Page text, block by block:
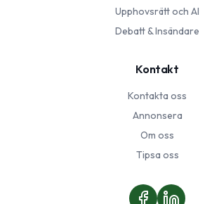
Upphovsrätt och AI
Debatt & Insändare
Kontakt
Kontakta oss
Annonsera
Om oss
Tipsa oss